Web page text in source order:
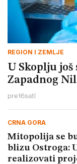
REGION I ZEMLJE
U Skoplju
Zapadnog
pre16sati
CRNA GORA
Mitopolija se
blizu Ostroga:
realizovati